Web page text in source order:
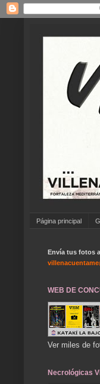
Página principal
...
Envía tus fotos
WEB DE
Ver miles de
Necrológicas